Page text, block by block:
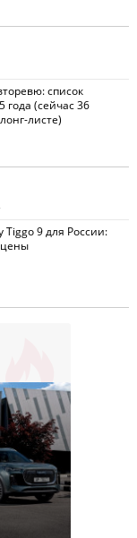
список
года (сейчас 36
листе)
Tiggo 9 для России:
цены